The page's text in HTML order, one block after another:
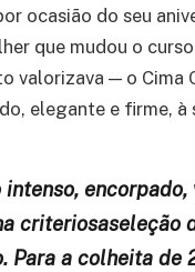
ocasião do seu
que mudou o
valorizava — o
elegante e firme, à
intenso,
criteriosaseleção
Para a colheita de